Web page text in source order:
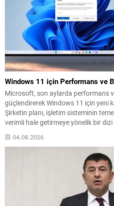
Windows 11 için Performans ve
Microsoft, son aylarda performans
güçlendirerek Windows 11 için yeni
Şirketin planı, işletim sisteminin
verimli hale getirmeye yönelik bir
performansına yönelik
04.08.2026